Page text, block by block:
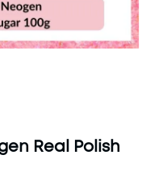
Real Polish